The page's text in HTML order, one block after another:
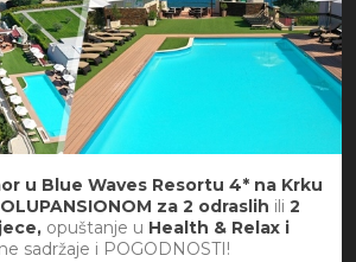
u Blue Waves Resortu 4* na Krku
za 2 odraslih ili 2
opuštanje u Health & Relax i
sadržaje i POGODNOSTI!